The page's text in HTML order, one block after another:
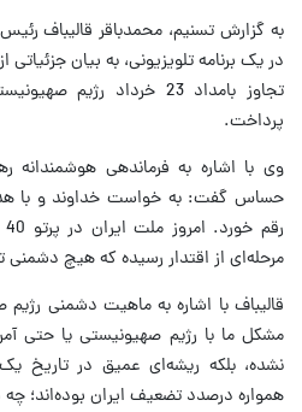
به گزارش تسنیم، محمدباقر قالیباف
تجاوز بامداد 23 خرداد
پرداخت.
وی با اشاره به فرماندهی هوشمندانه
حساس گفت: به خواست خداوند و با
مرحله‌ای از اقتدار رسیده که هیچ دشمنی
قالیباف با اشاره به ماهیت دشمنی
مشکل ما با رژیم صهیونیستی یا حتی
نشده، بلکه ریشه‌ای عمیق در تاریخ
همواره درصدد تضعیف ایران بوده‌اند؛